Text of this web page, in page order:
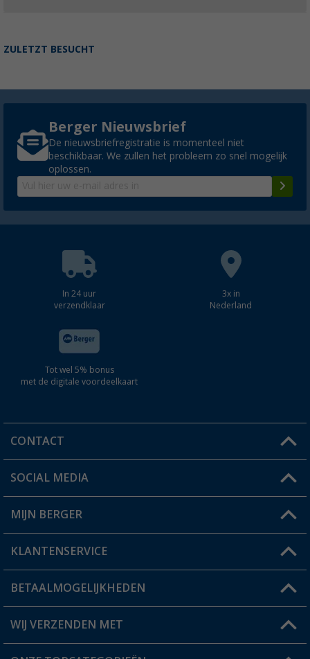
ZULETZT BESUCHT
Berger Nieuwsbrief
De nieuwsbriefregistratie is momenteel niet
beschikbaar. We zullen het probleem zo snel mogelijk
oplossen.
In 24 uur
verzendklaar
3x in
Nederland
Tot wel 5% bonus
met de digitale voordeelkaart
CONTACT
Een vraag?
Winkel vinden
SOCIAL MEDIA
MIJN BERGER
Mijn account
Status bestelling
Verlanglijstje
KLANTENSERVICE
FAQ & Contact
Verzendinformatie
BETAALMOGELIJKHEDEN
WIJ VERZENDEN MET